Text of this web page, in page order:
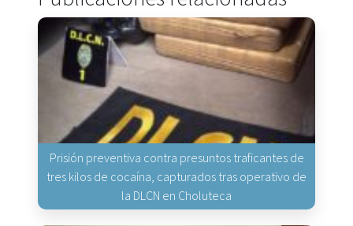
Prisión preventiva contra presuntos traficantes de
tres kilos de cocaína, capturados tras operativo de
la DLCN en Choluteca